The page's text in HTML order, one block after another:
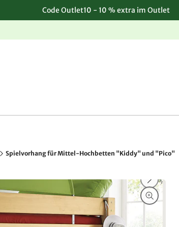
Code Outlet10 - 10 % extra im Outlet
Spielvorhang für Mittel-Hochbetten "Kiddy" und "Pico"